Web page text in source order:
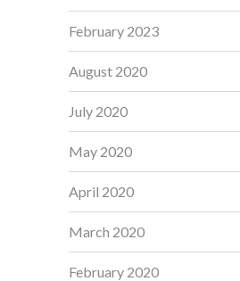
February 2023
August 2020
July 2020
May 2020
April 2020
March 2020
February 2020